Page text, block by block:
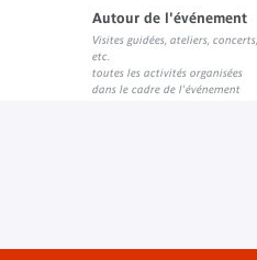
Autour de l'événement
Visites guidées, ateliers, concerts,
etc.
toutes les activités organisées
dans le cadre de l'événement